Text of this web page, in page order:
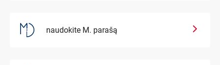
naudokite M. parašą